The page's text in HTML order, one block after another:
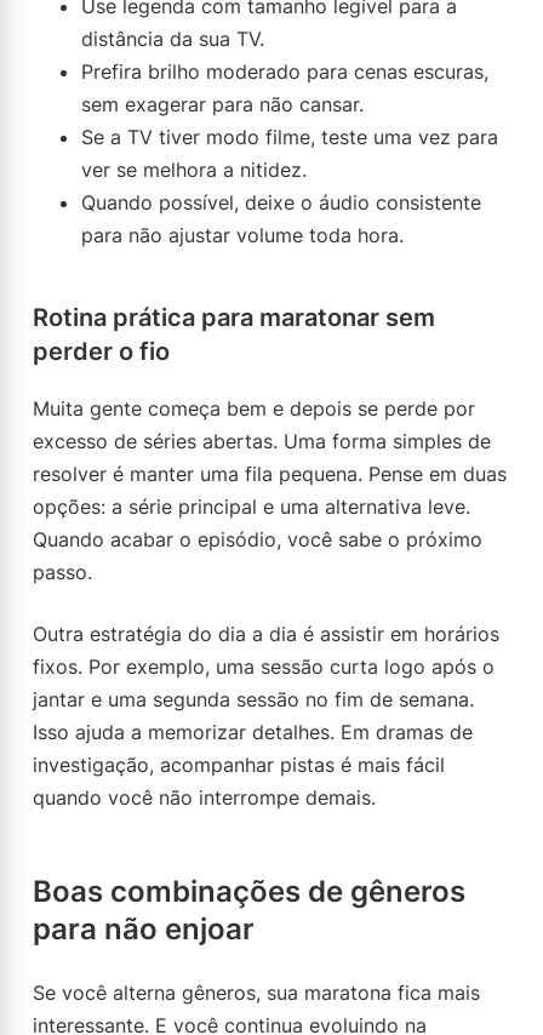
Use legenda com tamanho legível para a
distância da sua TV.
Prefira brilho moderado para cenas escuras,
sem exagerar para não cansar.
Se a TV tiver modo filme, teste uma vez para
ver se melhora a nitidez.
Quando possível, deixe o áudio consistente
para não ajustar volume toda hora.
Rotina prática para maratonar sem
perder o fio
Muita gente começa bem e depois se perde por
excesso de séries abertas. Uma forma simples de
resolver é manter uma fila pequena. Pense em duas
opções: a série principal e uma alternativa leve.
Quando acabar o episódio, você sabe o próximo
passo.
Outra estratégia do dia a dia é assistir em horários
fixos. Por exemplo, uma sessão curta logo após o
jantar e uma segunda sessão no fim de semana.
Isso ajuda a memorizar detalhes. Em dramas de
investigação, acompanhar pistas é mais fácil
quando você não interrompe demais.
Boas combinações de gêneros
para não enjoar
Se você alterna gêneros, sua maratona fica mais
interessante. E você continua evoluindo na